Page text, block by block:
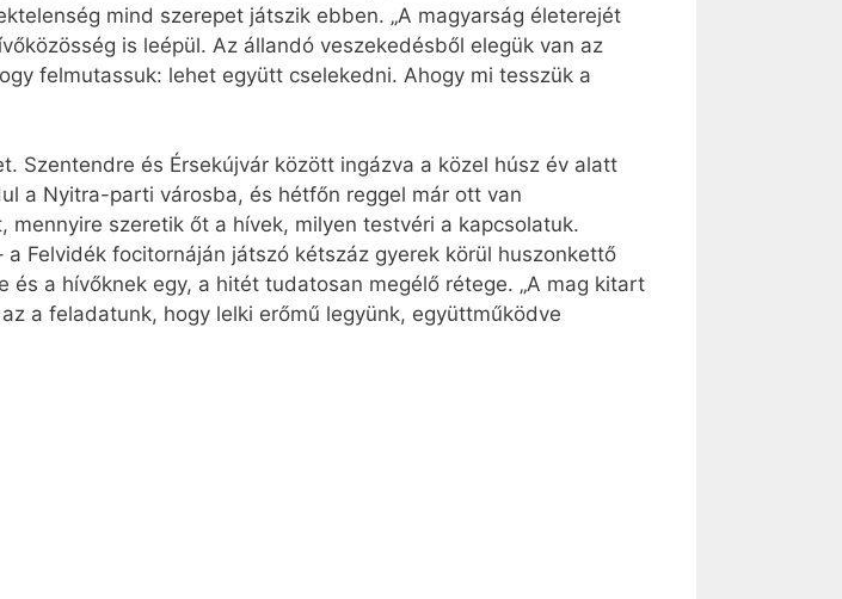
mind szerepet játszik ebben. „A magyarság életerejét
is leépül. Az állandó veszekedésből elegük van az
felmutassuk: lehet együtt cselekedni. Ahogy mi tesszük a
Szentendre és Érsekújvár között ingázva a közel húsz év alatt
a Nyitra-parti városba, és hétfőn reggel már ott van
szeretik őt a hívek, milyen testvéri a kapcsolatuk.
Felvidék focitornáján játszó kétszáz gyerek körül huszonkettő
a hívőknek egy, a hitét tudatosan megélő rétege. „A mag kitart
a feladatunk, hogy lelki erőmű legyünk, együttműködve